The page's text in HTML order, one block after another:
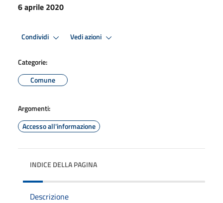
6 aprile 2020
Condividi Vedi azioni
Categorie:
Comune
Argomenti:
Accesso all'informazione
INDICE DELLA PAGINA
Descrizione